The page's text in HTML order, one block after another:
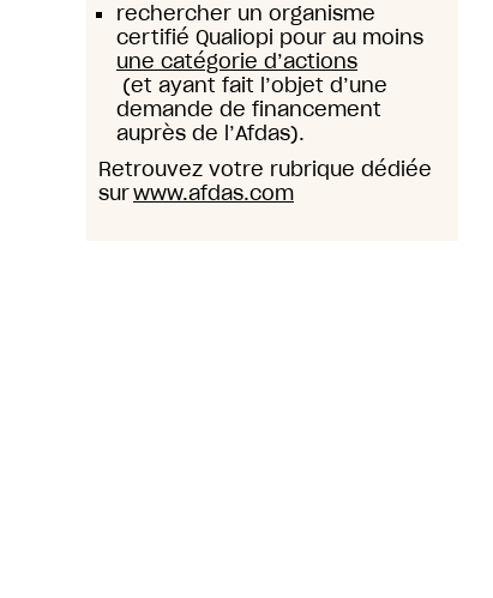
rechercher un organisme
certifié Qualiopi pour au moins
une catégorie d’actions
(et ayant fait l’objet d’une
demande de financement
auprès de l’Afdas).
Retrouvez votre rubrique dédiée
surwww.afdas.com